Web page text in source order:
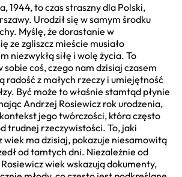
1944, to czas straszny dla Polski,
Urodził się w samym środku
Myślę, że dorastanie w
ze zgliszcz mieście musiało
niezwykłą siłę i wolę życia. To
sobie coś, czego nam dzisiaj czasem
radość z małych rzeczy i umiejętność
Być może to właśnie stamtąd płynie
Andrzej Rosiewicz rok urodzenia,
jego twórczości, która często
trudnej rzeczywistości. To, jaki
wiek ma dzisiaj, pokazuje niesamowitą
od tamtych dni. Niezależnie od
wiek wskazują dokumenty,